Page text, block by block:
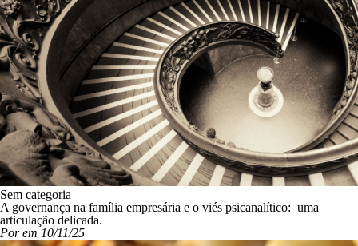
Sem categoria
A governança na família empresária e o viés psicanalítico: uma
articulação delicada.
Por em 10/11/25